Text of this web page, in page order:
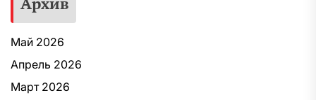
Май 2026
Апрель 2026
Март 2026